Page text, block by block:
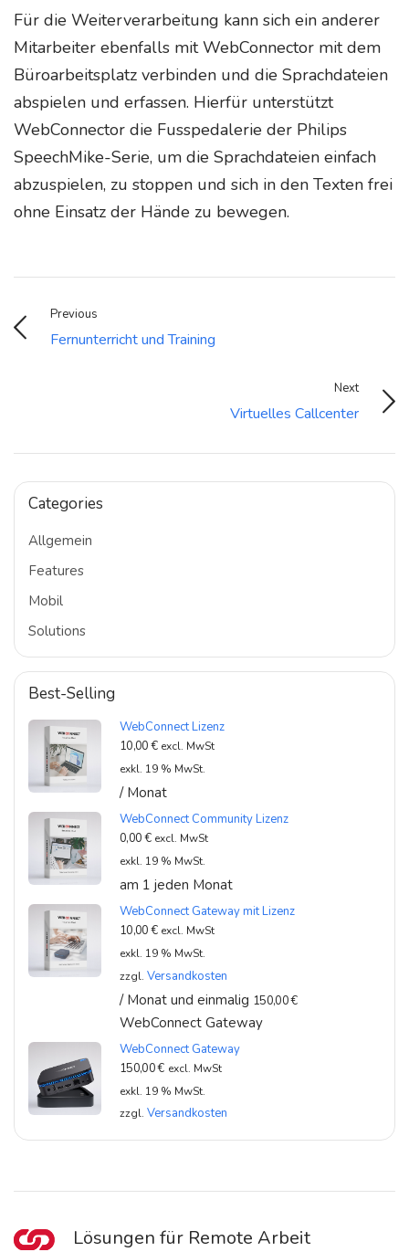
Für die Weiterverarbeitung kann sich ein anderer
Mitarbeiter ebenfalls mit WebConnector mit dem
Büroarbeitsplatz verbinden und die Sprachdateien
abspielen und erfassen. Hierfür unterstützt
WebConnector die Fusspedalerie der Philips
SpeechMike-Serie, um die Sprachdateien einfach
abzuspielen, zu stoppen und sich in den Texten frei
ohne Einsatz der Hände zu bewegen.
Previous
Fernunterricht und Training
Next
Virtuelles Callcenter
Categories
Allgemein
Features
Mobil
Solutions
Best-Selling
WebConnect Lizenz
10,00€ excl. MwSt
exkl. 19 % MwSt.
/ Monat
WebConnect Community Lizenz
0,00€ excl. MwSt
exkl. 19 % MwSt.
am 1 jeden Monat
WebConnect Gateway mit Lizenz
10,00€ excl. MwSt
exkl. 19 % MwSt.
zzgl.Versandkosten
/ Monat und einmalig 150,00€
WebConnect Gateway
WebConnect Gateway
150,00€ excl. MwSt
exkl. 19 % MwSt.
zzgl.Versandkosten
Lösungen für Remote Arbeit